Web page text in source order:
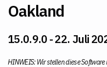
Oakland
15.0.9.0 - 22. Juli
HINWEIS:Wir stellen diese